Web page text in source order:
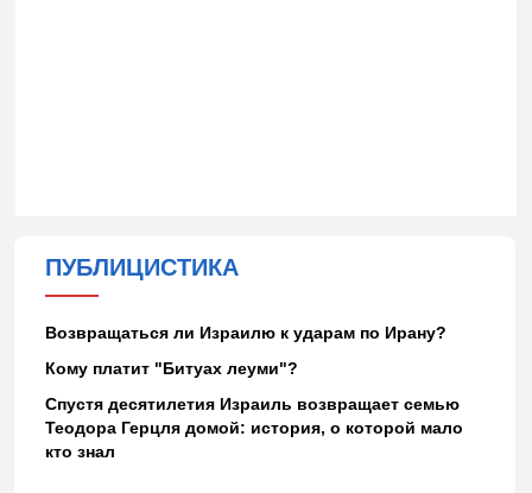
ПУБЛИЦИСТИКА
Возвращаться ли Израилю к ударам по Ирану?
Кому платит "Битуах леуми"?
Спустя десятилетия Израиль возвращает семью
Теодора Герцля домой: история, о которой мало
кто знал